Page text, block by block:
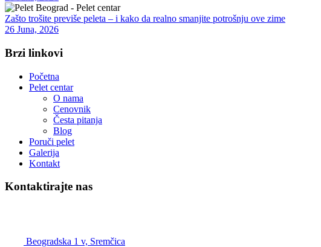
Zašto trošite previše peleta – i kako da realno smanjite potrošnju ove zime
26 Juna, 2026
Brzi linkovi
Početna
Pelet centar
O nama
Cenovnik
Česta pitanja
Blog
Poruči pelet
Galerija
Kontakt
Kontaktirajte nas
Beogradska 1 v, Sremčica